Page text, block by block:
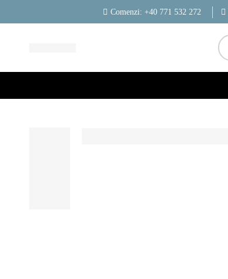
Comenzi: +40 771 532 272